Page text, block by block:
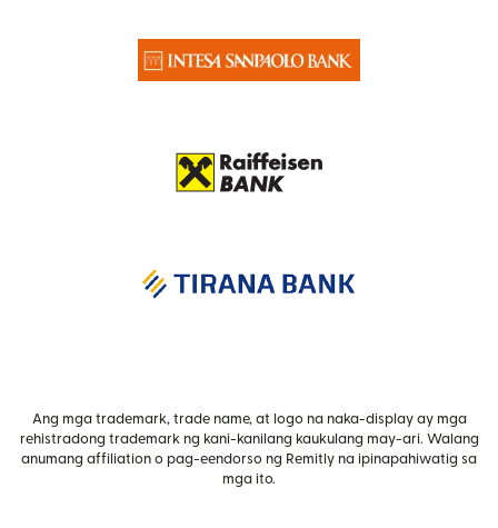
Ang mga trademark, trade name, at logo na naka-display ay mga
rehistradong trademark ng kani-kanilang kaukulang may-ari. Walang
anumang affiliation o pag-eendorso ng Remitly na ipinapahiwatig sa
mga ito.